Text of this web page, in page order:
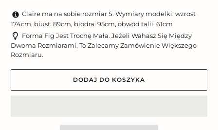
Claire ma na sobie rozmiar S. Wymiary modelki: wzrost
174cm, biust: 89cm, biodra: 95cm, obwód talii: 61cm
Forma Fig Jest Trochę Mała. Jeżeli Wahasz Się Między
Dwoma Rozmiarami, To Zalecamy Zamówienie Większego
Rozmiaru.
DODAJ DO KOSZYKA